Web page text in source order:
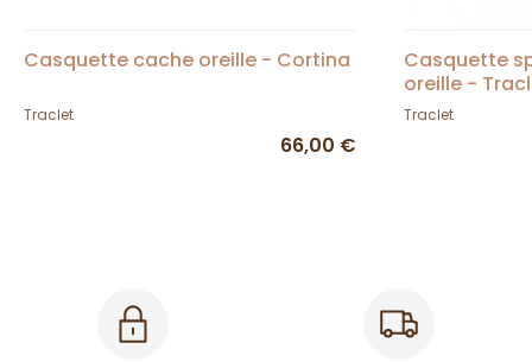
Casquette cache oreille - Cortina
Traclet
66,00 €
Casquette
oreille -
Traclet